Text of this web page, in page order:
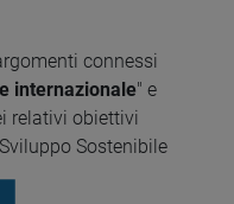
connessi
internazionale" e
relativi obiettivi
Sostenibile